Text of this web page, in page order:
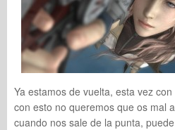
Ya estamos de vuelta, esta vez
con esto no queremos que os mal
cuando nos sale de la punta,